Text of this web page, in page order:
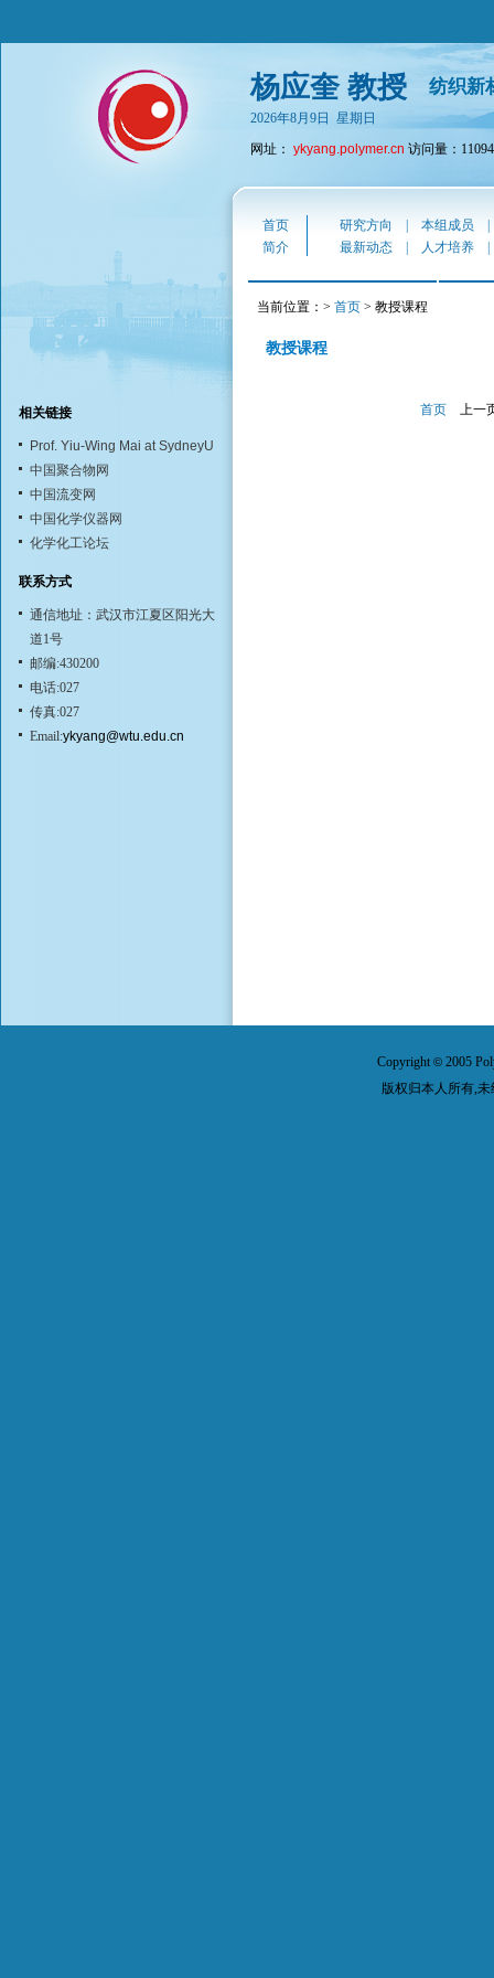
杨应奎 教授 纺织新
2026年8月9日 星期日
网址： ykyang.polymer.cn 访问量：
相关链接
Prof. Yiu-Wing Mai at SydneyU
中国聚合物网
中国流变网
中国化学仪器网
化学化工论坛
联系方式
通信地址：武汉市江夏区阳光大
道1号
邮编:430200
电话:027
传真:027
Email:ykyang@wtu.edu.cn
首页 研究方向 本组成员
简介
最新动态 人才培养
当前位置：> 首页 > 教授课程
教授课程
首页 上一
Copyright© 2005
版权归本人所有,